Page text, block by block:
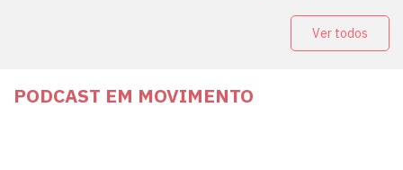
Ver todos
PODCAST EM MOVIMENTO